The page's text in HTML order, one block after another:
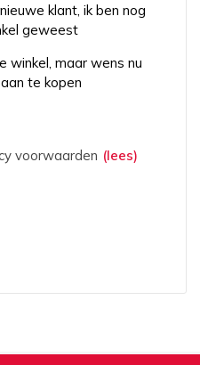
klant, ik ben nog
geweest
winkel, maar wens nu
te kopen
voorwaarden (lees)